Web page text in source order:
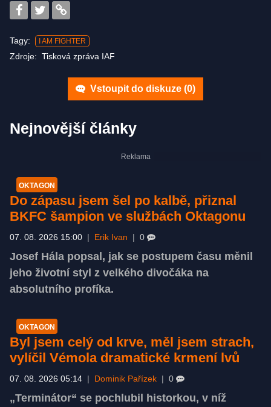
Tagy: I AM FIGHTER
Zdroje: Tisková zpráva IAF
Vstoupit do diskuze (0)
Nejnovější články
OKTAGON
Do zápasu jsem šel po kalbě, přiznal
BKFC šampion ve službách Oktagonu
07. 08. 2026 15:00 Erik Ivan 0
Josef Hála popsal, jak se postupem času měnil
jeho životní styl z velkého divočáka na
absolutního profíka.
OKTAGON
Byl jsem celý od krve, měl jsem strach,
vylíčil Vémola dramatické krmení lvů
07. 08. 2026 05:14 Dominik Pařízek 0
„Terminátor“ se pochlubil historkou, v níž